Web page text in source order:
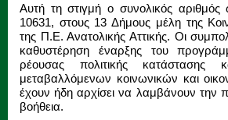
Αυτή τη στιγμή ο συνολικός αριθμός
10631, στους 13 Δήμους μέλη της
της Π.Ε. Ανατολικής Αττικής. Οι
καθυστέρηση έναρξης του
ρέουσας πολιτικής κατάστασης
μεταβαλλόμενων κοινωνικών και
έχουν ήδη αρχίσει να λαμβάνουν την
βοήθεια.